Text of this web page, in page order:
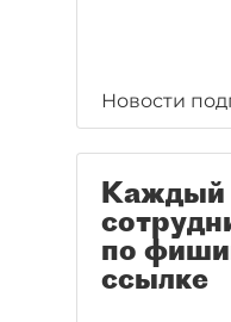
Новости
Каждый
по
ссылке